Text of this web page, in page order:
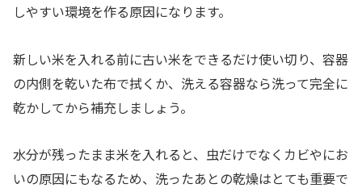
しやすい環境を作る原因になります。
新しい米を入れる前に古い米をできるだけ使い切り、容器
の内側を乾いた布で拭くか、洗える容器なら洗って完全に
乾かしてから補充しましょう。
水分が残ったまま米を入れると、虫だけでなくカビやにお
いの原因にもなるため、洗ったあとの乾燥はとても重要で